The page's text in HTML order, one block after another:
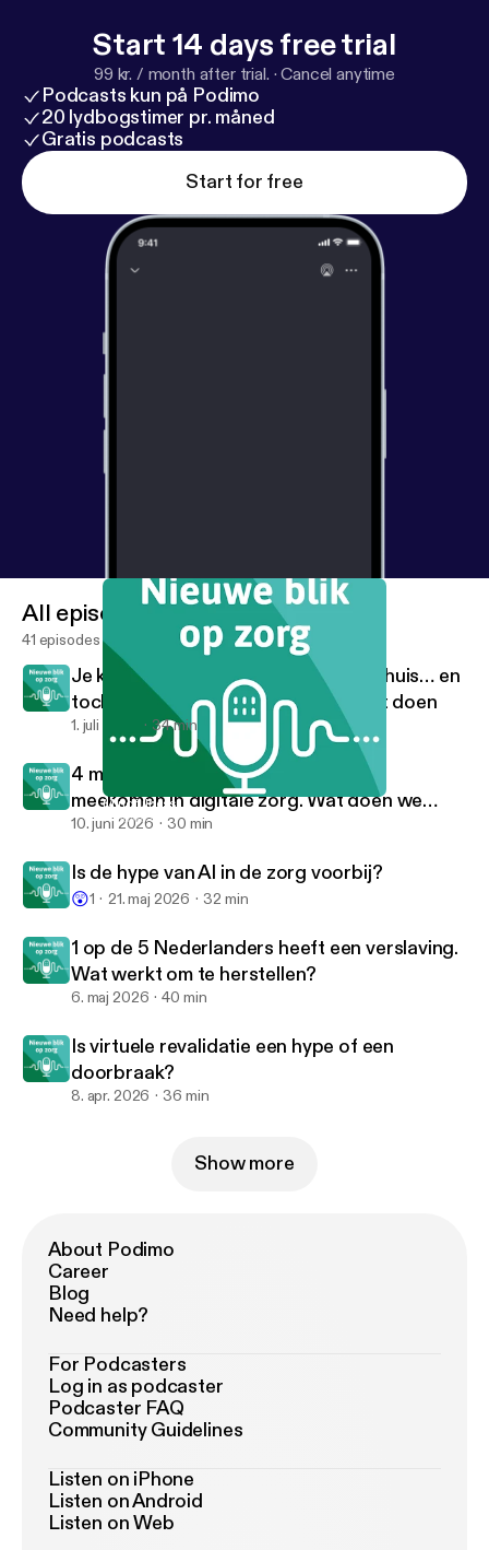
Start 14 days free trial
99 kr. / month after trial. ·Cancel anytime
Podcasts kun på Podimo
20 lydbogstimer pr. måned
Gratis podcasts
Start for free
Mindfulness
Nieuwe blik op zorg
All episodes
41 episodes
Je krijgt alles uitgelegd in het ziekenhuis… en
toch weet je daarna niet wat je moet doen
1. juli 2026 34 min
4 miljoen Nederlanders kunnen niet
meekomen in digitale zorg. Wat doen we
daaraan?
10. juni 2026 30 min
Is de hype van AI in de zorg voorbij?
😲1 21. maj 2026 32 min
1 op de 5 Nederlanders heeft een verslaving.
Wat werkt om te herstellen?
6. maj 2026 40 min
Is virtuele revalidatie een hype of een
doorbraak?
8. apr. 2026 36 min
Show more
About Podimo
Career
Blog
Need help?
For Podcasters
Log in as podcaster
Podcaster FAQ
Community Guidelines
Listen on iPhone
Listen on Android
Listen on Web